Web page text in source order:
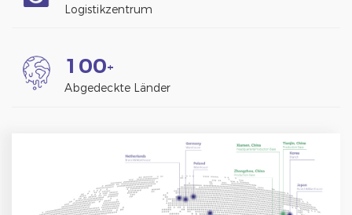
Logistikzentrum
1 00+
Abgedeckte Länder